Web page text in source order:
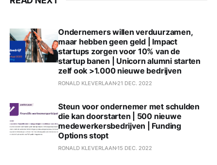
Ondernemers willen verduurzamen,
maar hebben geen geld | Impact
startups zorgen voor 10% van de
startup banen | Unicorn alumni starten
zelf ook >1.000 nieuwe bedrijven
RONALD KLEVERLAAN 21 DEC. 2022
Steun voor ondernemer met schulden
die kan doorstarten | 500 nieuwe
medewerkersbedrijven | Funding
Options stopt
RONALD KLEVERLAAN15 DEC. 2022